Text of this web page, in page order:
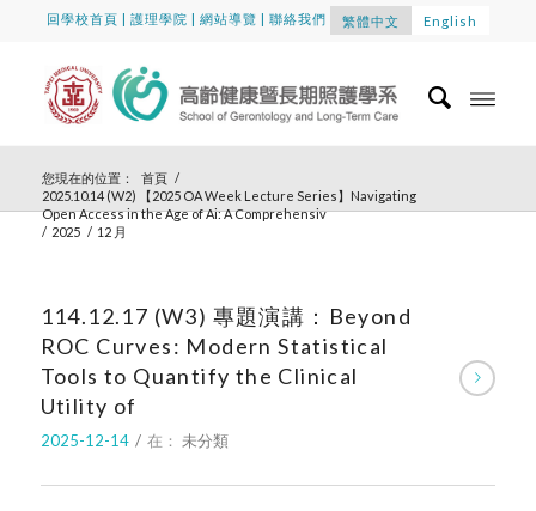
回學校首頁 |護理學院 |網站導覽 | 聯絡我們 繁體中文 English
您現在的位置： 首頁 /
2025.10.14 (W2) 【2025 OA Week Lecture Series】Navigating
Open Access in the Age of Ai: A Comprehensiv
/ 2025 / 12 月
114.12.17 (W3) 專題演講：Beyond
ROC Curves: Modern Statistical
Tools to Quantify the Clinical
Utility of
2025-12-14 / 在： 未分類